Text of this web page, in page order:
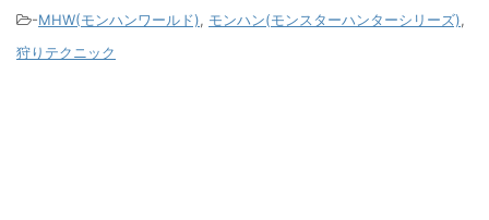
た。 スポンサーリンク
腰の装備の見た目 ホワイ
いますよ～(´；ω；｀)
-MHW(モンハンワールド), モンハン(モンスターハンターシリーズ),
狩りテクニック